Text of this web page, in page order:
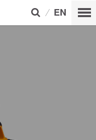
EN